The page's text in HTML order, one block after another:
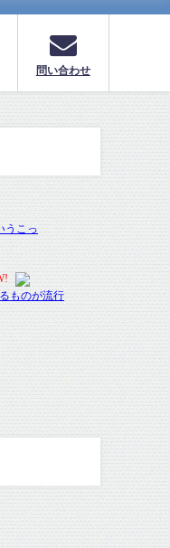
問い合わせ